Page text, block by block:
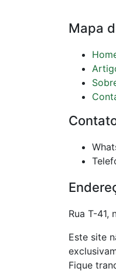
Mapa
Rua T-41,
Este site
Fique